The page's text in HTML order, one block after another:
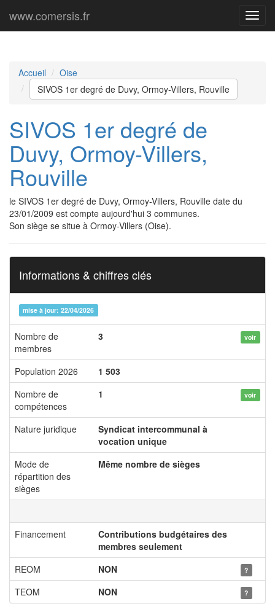
Menu
www.comersis.fr
Accueil
Oise
SIVOS 1er degré de Duvy, Ormoy-Villers, Rouville
SIVOS 1er degré de
Duvy, Ormoy-Villers,
Rouville
le SIVOS 1er degré de Duvy, Ormoy-Villers, Rouville date du
23/01/2009 est compte aujourd'hui 3 communes.
Son siège se situe à Ormoy-Villers (Oise).
Informations & chiffres clés
mise à jour: 22/04/2026
Nombre de
membres
3 voir
Population 2026
1 503
Nombre de
compétences
1 voir
Nature juridique
Syndicat intercommunal à
vocation unique
Mode de
répartition des
sièges
Même nombre de sièges
Financement
Contributions budgétaires des
membres seulement
REOM
NON ?
TEOM NON ?